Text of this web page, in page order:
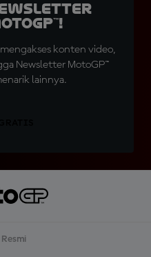
konten video,
Newsletter MotoGP™
lainnya.